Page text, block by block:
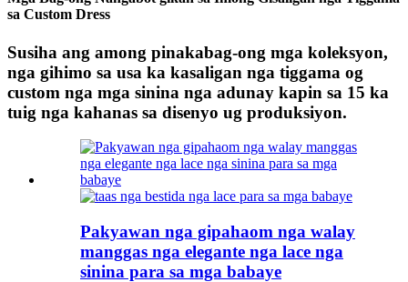
sa Custom Dress
Susiha ang among pinakabag-ong mga koleksyon,
nga gihimo sa usa ka kasaligan nga tiggama og
custom nga mga sinina nga adunay kapin sa 15 ka
tuig nga kahanas sa disenyo ug produksiyon.
Pakyawan nga gipahaom nga walay
manggas nga elegante nga lace nga
sinina para sa mga babaye